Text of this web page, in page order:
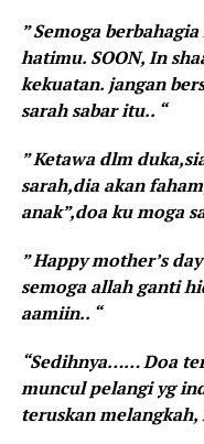
” Semoga
hatimu. SOON, In
kekuatan. jangan
sarah sabar itu.. “
” Ketawa dlm
sarah,dia akan
anak”,doa ku moga
” Happy mother’s
semoga allah ganti
aamiin.. “
“Sedihnya…… Doa
muncul pelangi yg
teruskan melangkah,